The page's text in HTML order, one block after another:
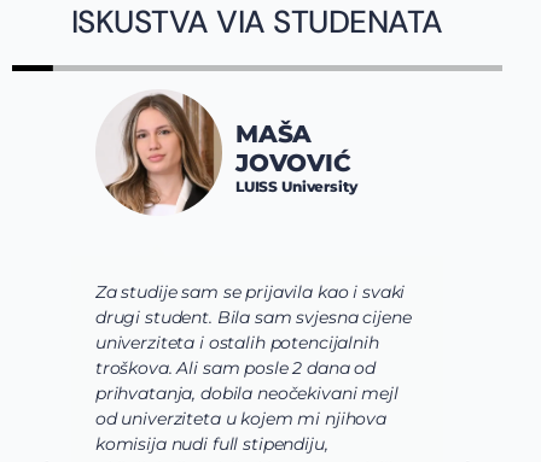
ISKUSTVA VIA STUDENATA
prijavila kao i svaki
sam svjesna cijene
potencijalnih
posle 2 dana od
neočekivani mejl
kojem mi njihova
stipendiju,
JOVOVIĆ
LUISS University
Via tim mi je pre svega
shvatim koje polje nauke
usavrsim preko svojih
usmerim. Zatim su mi
odaberem program koji
odgovara mojim željama i
o osnovnim studijama koje